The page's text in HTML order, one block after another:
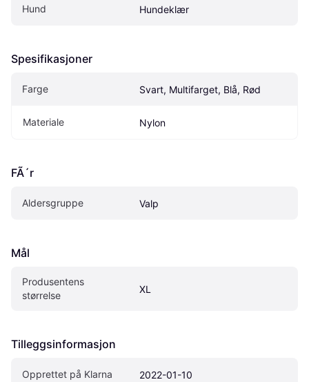
Hund Hundeklær
Spesifikasjoner
Farge Svart, Multifarget, Blå, Rød
Materiale Nylon
FÃ´r
Aldersgruppe Valp
Mål
Produsentens
størrelse
XL
Tilleggsinformasjon
Opprettet på Klarna 2022-01-10